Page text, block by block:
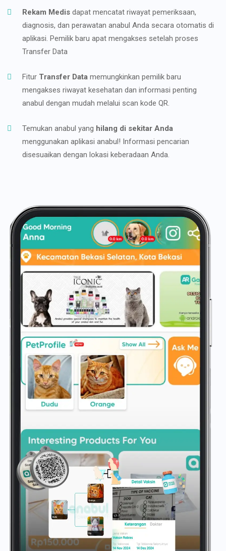
Rekam Medis dapat mencatat riwayat pemeriksaan,
diagnosis, dan perawatan anabul Anda secara otomatis di
aplikasi. Pemilik baru apat mengakses setelah proses
Transfer Data
Fitur Transfer Data memungkinkan pemilik baru
mengakses riwayat kesehatan dan informasi penting
anabul dengan mudah melalui scan kode QR.
Temukan anabul yang hilang di sekitar Anda
menggunakan aplikasi anabul! Informasi pencarian
disesuaikan dengan lokasi keberadaan Anda.